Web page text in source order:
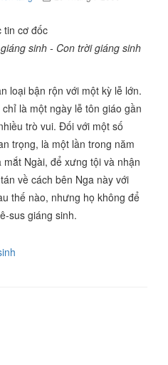
tin cơ đốc
sinh - Con trời giáng sinh
loại bận rộn với một kỳ lễ lớn.
là một ngày lễ tôn giáo gần
trò vui. Đối với một số
trọng, là một lần trong năm
Ngài, để xưng tội và nhận
về cách bên Nga này với
thế nào, nhưng họ không để
sus giáng sinh.